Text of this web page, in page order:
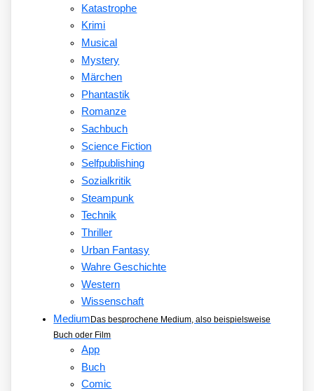
Katastrophe
Krimi
Musical
Mystery
Märchen
Phantastik
Romanze
Sachbuch
Science Fiction
Selfpublishing
Sozialkritik
Steampunk
Technik
Thriller
Urban Fantasy
Wahre Geschichte
Western
Wissenschaft
Medium Das besprochene Medium, also beispielsweise
Buch oder Film
App
Buch
Comic